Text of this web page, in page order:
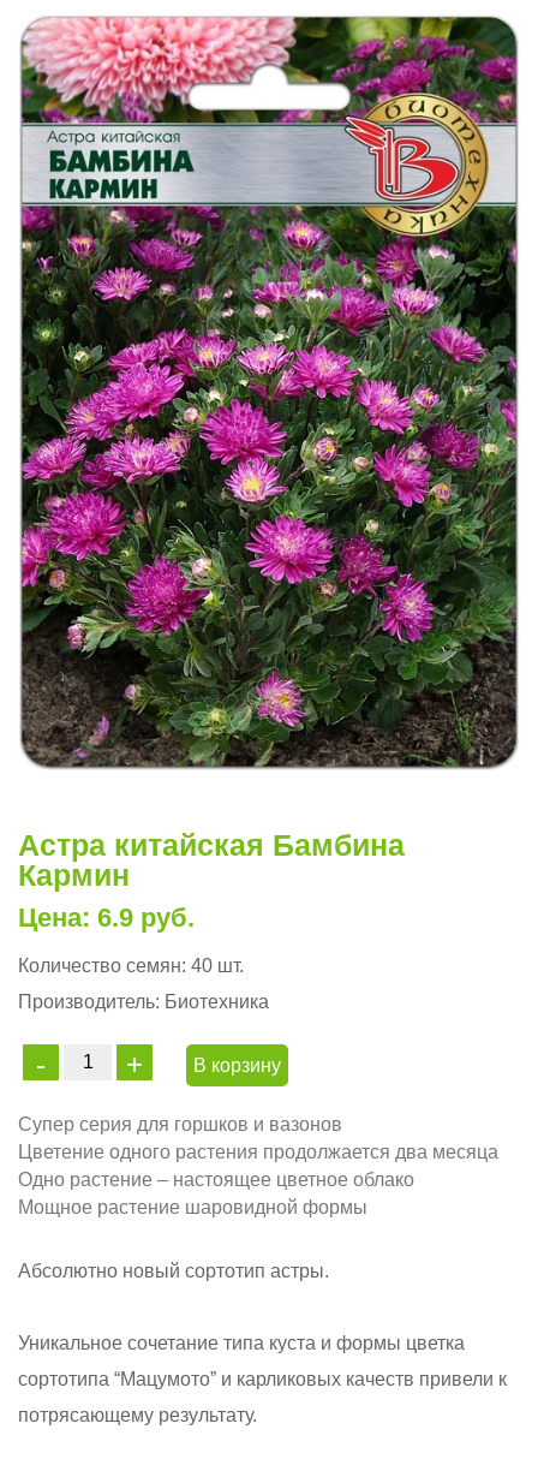
Астра китайская Бамбина
Кармин
Цена: 6.9 руб.
Количество семян: 40 шт.
Производитель: Биотехника
В корзину
Супер серия для горшков и вазонов
Цветение одного растения продолжается два месяца
Одно растение – настоящее цветное облако
Мощное растение шаровидной формы
Абсолютно новый сортотип астры.
Уникальное сочетание типа куста и формы цветка
сортотипа “Мацумото” и карликовых качеств привели к
потрясающему результату.